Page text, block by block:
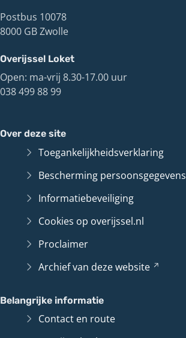
Postbus 10078
8000 GB Zwolle
Overijssel Loket
Open: ma-vrij 8.30-17.00 uur
038 499 88 99
Over deze site
Toegankelijkheidsverklaring
Bescherming persoonsgegevens
Informatiebeveiliging
Cookies op overijssel.nl
Proclaimer
Archief van dezewebsite
Belangrijke informatie
Contact en route